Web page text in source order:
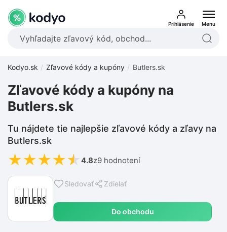
Prihlásenie Menu
Kodyo.sk Zľavové kódy a kupóny Butlers.sk
Sledovať Zdielať
Do obchodu
Zľavové kódy a kupóny na
Butlers.sk
Tu nájdete tie najlepšie zľavové kódy a zľavy na
Butlers.sk
★★★★★ 4.8z9 hodnotení